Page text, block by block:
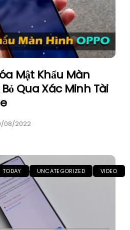
Mật Khẩu Màn
Bỏ Qua Xác Minh Tài
08/2022
TODAY UNCATEGORIZED VIDEO